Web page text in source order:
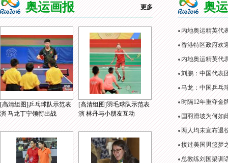
奥运画报 更多
[高清组图]乒乓球队示范表
演 马龙丁宁领衔出战
[高清组图]羽毛球队示范表
演 林丹与小朋友互动
奥
内地奥运精英代
香港特区政府欢
内地奥运精英代
刘鹏：中国代表
马龙：中国乒乓
时隔12年重夺金
国羽滑坡为何如
两人均未宣布退
接过美国男篮梦
总教练刘国梁训